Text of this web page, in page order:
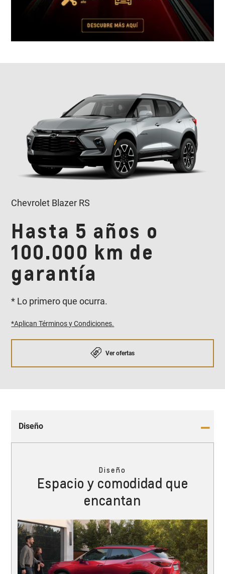
Chevrolet Blazer RS
Hasta 5 años o
100.000 km de
garantía
* Lo primero que ocurra.
*Aplican Términos y Condiciones.
Ver ofertas
Diseño
Diseño
Espacio y comodidad que
encantan